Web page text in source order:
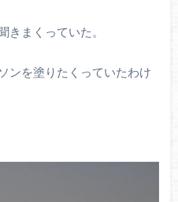
きまくっていた。
ンを塗りたくっていたわけ